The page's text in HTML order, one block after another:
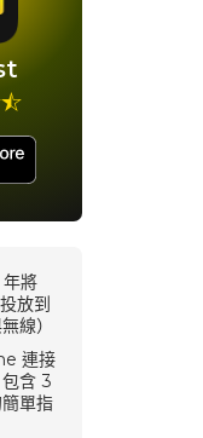
將
放到
線）
連接
含 3
單指